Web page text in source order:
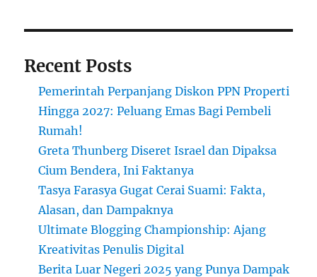
Recent Posts
Pemerintah Perpanjang Diskon PPN Properti
Hingga 2027: Peluang Emas Bagi Pembeli
Rumah!
Greta Thunberg Diseret Israel dan Dipaksa
Cium Bendera, Ini Faktanya
Tasya Farasya Gugat Cerai Suami: Fakta,
Alasan, dan Dampaknya
Ultimate Blogging Championship: Ajang
Kreativitas Penulis Digital
Berita Luar Negeri 2025 yang Punya Dampak